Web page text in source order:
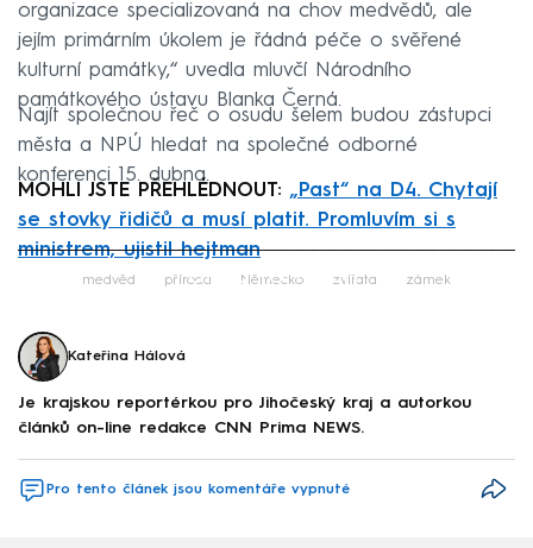
organizace specializovaná na chov medvědů, ale
jejím primárním úkolem je řádná péče o svěřené
kulturní památky,“ uvedla mluvčí Národního
památkového ústavu Blanka Černá.
Najít společnou řeč o osudu šelem budou zástupci
města a NPÚ hledat na společné odborné
konferenci 15. dubna.
MOHLI JSTE PŘEHLÉDNOUT: „Past“ na D4. Chytají
se stovky řidičů a musí platit. Promluvím si s
ministrem, ujistil hejtman
Failed to fetch
medvěd příroda Německo zvířata zámek
Kateřina Hálová
Je krajskou reportérkou pro Jihočeský kraj a autorkou
článků on-line redakce CNN Prima NEWS.
Pro tento článek jsou komentáře vypnuté